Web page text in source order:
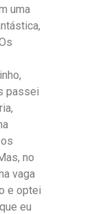
uma
passei
no
vaga
e optei
eu